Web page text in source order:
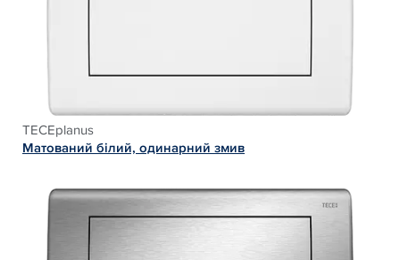
TECEplanus
Матований білий, одинарний змив